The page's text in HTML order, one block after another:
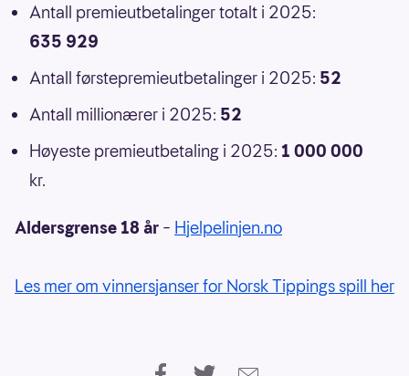
Antall premieutbetalinger totalt i 2025:
635 929
Antall førstepremieutbetalinger i 2025: 52
Antall millionærer i 2025: 52
Høyeste premieutbetaling i 2025: 1 000 000
kr.
Aldersgrense 18 år – Hjelpelinjen.no
Les mer om vinnersjanser for Norsk Tippings spill her